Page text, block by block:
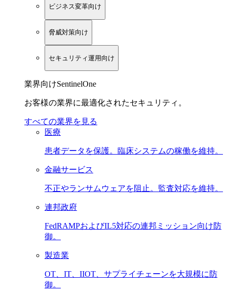
ビジネス変革向け
脅威対策向け
セキュリティ運用向け
業界向けSentinelOne
お客様の業界に最適化されたセキュリティ。
すべての業界を見る
医療
患者データを保護。臨床システムの稼働を維持。
金融サービス
不正やランサムウェアを阻止。監査対応を維持。
連邦政府
FedRAMPおよびIL5対応の連邦ミッション向け防
御。
製造業
OT、IT、IIOT、サプライチェーンを大規模に防
御。